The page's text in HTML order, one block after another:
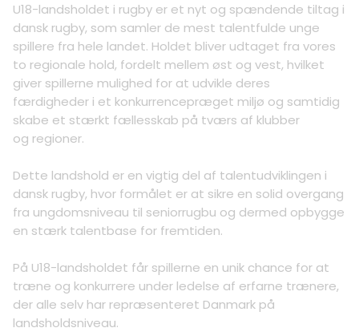
U18-landsholdet i rugby er et nyt og spændende tiltag i
dansk rugby, som samler de mest talentfulde unge
spillere fra hele landet. Holdet bliver udtaget fra vores
to regionale hold, fordelt mellem øst og vest, hvilket
giver spillerne mulighed for at udvikle deres
færdigheder i et konkurrencepræget miljø og samtidig
skabe et stærkt fællesskab på tværs af klubber
og regioner.
Dette landshold er en vigtig del af talentudviklingen i
dansk rugby, hvor formålet er at sikre en solid overgang
fra ungdomsniveau til seniorrugbu og dermed opbygge
en stærk talentbase for fremtiden.
På U18-landsholdet får spillerne en unik chance for at
træne og konkurrere under ledelse af erfarne trænere,
der alle selv har repræsenteret Danmark på
landsholdsniveau.